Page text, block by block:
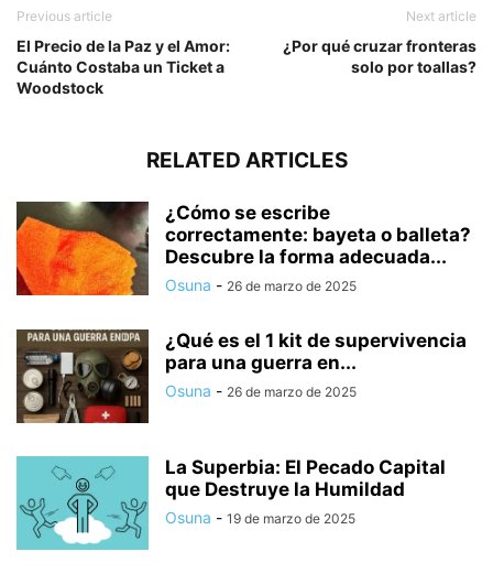
Previous article
El Precio de la Paz y el Amor:
Cuánto Costaba un Ticket a
Woodstock
Next article
¿Por qué cruzar fronteras
solo por toallas?
RELATED ARTICLES
¿Cómo se escribe
correctamente: bayeta o balleta?
Descubre la forma adecuada...
Osuna - 26 de marzo de 2025
¿Qué es el 1 kit de supervivencia
para una guerra en...
Osuna - 26 de marzo de 2025
La Superbia: El Pecado Capital
que Destruye la Humildad
Osuna - 19 de marzo de 2025